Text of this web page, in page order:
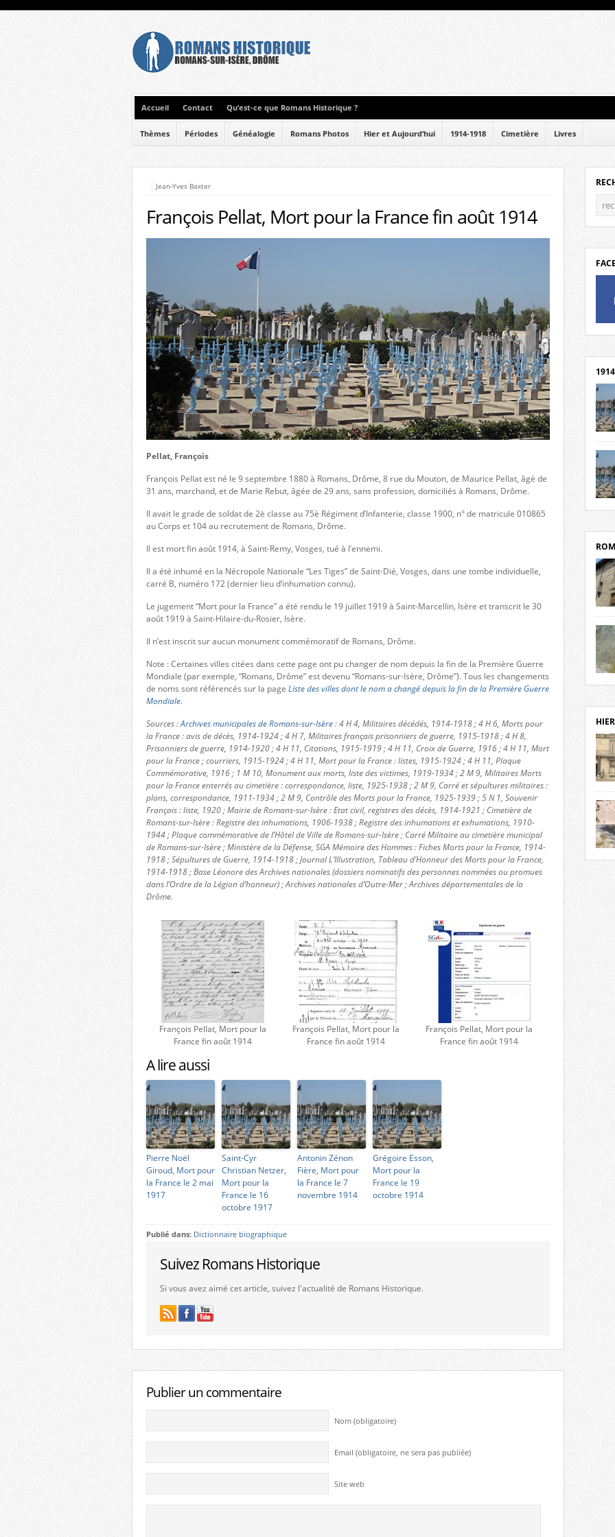
Accueil Contact Qu’est-ce que Romans Historique ?
Thèmes Périodes Généalogie Romans Photos Hier et Aujourd’hui 1914-1918 Cimetière Livres
Jean-Yves Baxter
François Pellat, Mort pour la France fin août 1914
Pellat, François
François Pellat est né le 9 septembre 1880 à Romans, Drôme, 8 rue du Mouton, de Maurice Pellat, âgé de
31 ans, marchand, et de Marie Rebut, âgée de 29 ans, sans profession, domiciliés à Romans, Drôme.
Il avait le grade de soldat de 2è classe au 75è Régiment d’Infanterie, classe 1900, n° de matricule 010865
au Corps et 104 au recrutement de Romans, Drôme.
Il est mort fin août 1914, à Saint-Remy, Vosges, tué à l’ennemi.
Il a été inhumé en la Nécropole Nationale “Les Tiges” de Saint-Dié, Vosges, dans une tombe individuelle,
carré B, numéro 172 (dernier lieu d’inhumation connu).
Le jugement “Mort pour la France” a été rendu le 19 juillet 1919 à Saint-Marcellin, Isère et transcrit le 30
août 1919 à Saint-Hilaire-du-Rosier, Isère.
Il n’est inscrit sur aucun monument commémoratif de Romans, Drôme.
Note : Certaines villes citées dans cette page ont pu changer de nom depuis la fin de la Première Guerre
Mondiale (par exemple, “Romans, Drôme” est devenu “Romans-sur-Isère, Drôme”). Tous les changements
de noms sont référencés sur la page Liste des villes dont le nom a changé depuis la fin de la Première Guerre
Mondiale.
Sources :Archives municipales de Romans-sur-Isère: 4 H 4, Militaires décédés, 1914-1918 ; 4 H 6, Morts pour
la France : avis de décès, 1914-1924 ; 4 H 7, Militaires français prisonniers de guerre, 1915-1918 ; 4 H 8,
Prisonniers de guerre, 1914-1920 ; 4 H 11, Citations, 1915-1919 ; 4 H 11, Croix de Guerre, 1916 ; 4 H 11, Mort
pour la France ; courriers, 1915-1924 ; 4 H 11, Mort pour la France : listes, 1915-1924 ; 4 H 11, Plaque
Commémorative, 1916 ; 1 M 10, Monument aux morts, liste des victimes, 1919-1934 ; 2 M 9, Militaires Morts
pour la France enterrés au cimetière : correspondance, liste, 1925-1938 ; 2 M 9, Carré et sépultures militaires :
plans, correspondance, 1911-1934 ; 2 M 9, Contrôle des Morts pour la France, 1925-1939 ; 5 N 1, Souvenir
Français : liste, 1920 ; Mairie de Romans-sur-Isère : Etat civil, registres des décès, 1914-1921 ; Cimetière de
Romans-sur-Isère : Registre des inhumations, 1906-1938 ; Registre des inhumations et exhumations, 1910-
1944 ; Plaque commémorative de l’Hôtel de Ville de Romans-sur-Isère ; Carré Militaire au cimetière municipal
de Romans-sur-Isère ; Ministère de la Défense, SGA Mémoire des Hommes : Fiches Morts pour la France, 1914-
1918 ; Sépultures de Guerre, 1914-1918 ; Journal L’Illustration, Tableau d’Honneur des Morts pour la France,
1914-1918 ; Base Léonore des Archives nationales (dossiers nominatifs des personnes nommées ou promues
dans l’Ordre de la Légion d’honneur) ; Archives nationales d’Outre-Mer ; Archives départementales de la
Drôme.
François Pellat, Mort pour la
France fin août 1914
François Pellat, Mort pour la
France fin août 1914
François Pellat, Mort pour la
France fin août 1914
A lire aussi
Pierre Noël
Giroud, Mort pour
la France le 2 mai
1917
Saint-Cyr
Christian Netzer,
Mort pour la
France le 16
octobre 1917
Antonin Zénon
Fière, Mort pour
la France le 7
novembre 1914
Grégoire Esson,
Mort pour la
France le 19
octobre 1914
Publié dans: Dictionnaire biographique
Suivez Romans Historique
Si vous avez aimé cet article, suivez l'actualité de Romans Historique.
Publier un commentaire
Nom (obligatoire)
Email (obligatoire, ne sera pas publiée)
Site web
par
de